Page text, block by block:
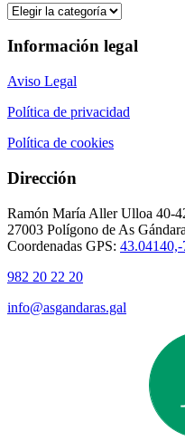
Categorías
Información legal
Aviso Legal
Política de privacidad
Política de cookies
Dirección
Ramón María Aller Ulloa 40-
27003 Polígono de As
Coordenadas GPS: 43.04140,-
982 20 22 20
info@asgandaras.gal